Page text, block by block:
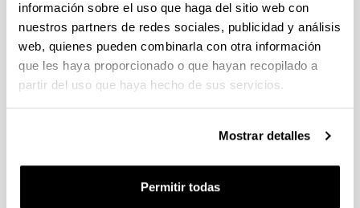
información sobre el uso que haga del sitio web con
nuestros partners de redes sociales, publicidad y análisis
web, quienes pueden combinarla con otra información
que les haya proporcionado o que hayan recopilado a
partir del uso que haya hecho de sus servicios.
Mostrar detalles
Permitir todas
Contacto directo con un ambiente científico que
incluye grupos y líneas de investigación
punteras.
Transversalidad que proporciona esta
Facultad, con titulaciones científicas muy
diversas.
La formación obtenida te proporcionará una
en el ámbito empresarial e investigador.